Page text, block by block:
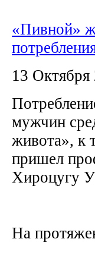
«Пивной»
13 Октября
мужчин
живота», к
пришел
Хироцугу
На